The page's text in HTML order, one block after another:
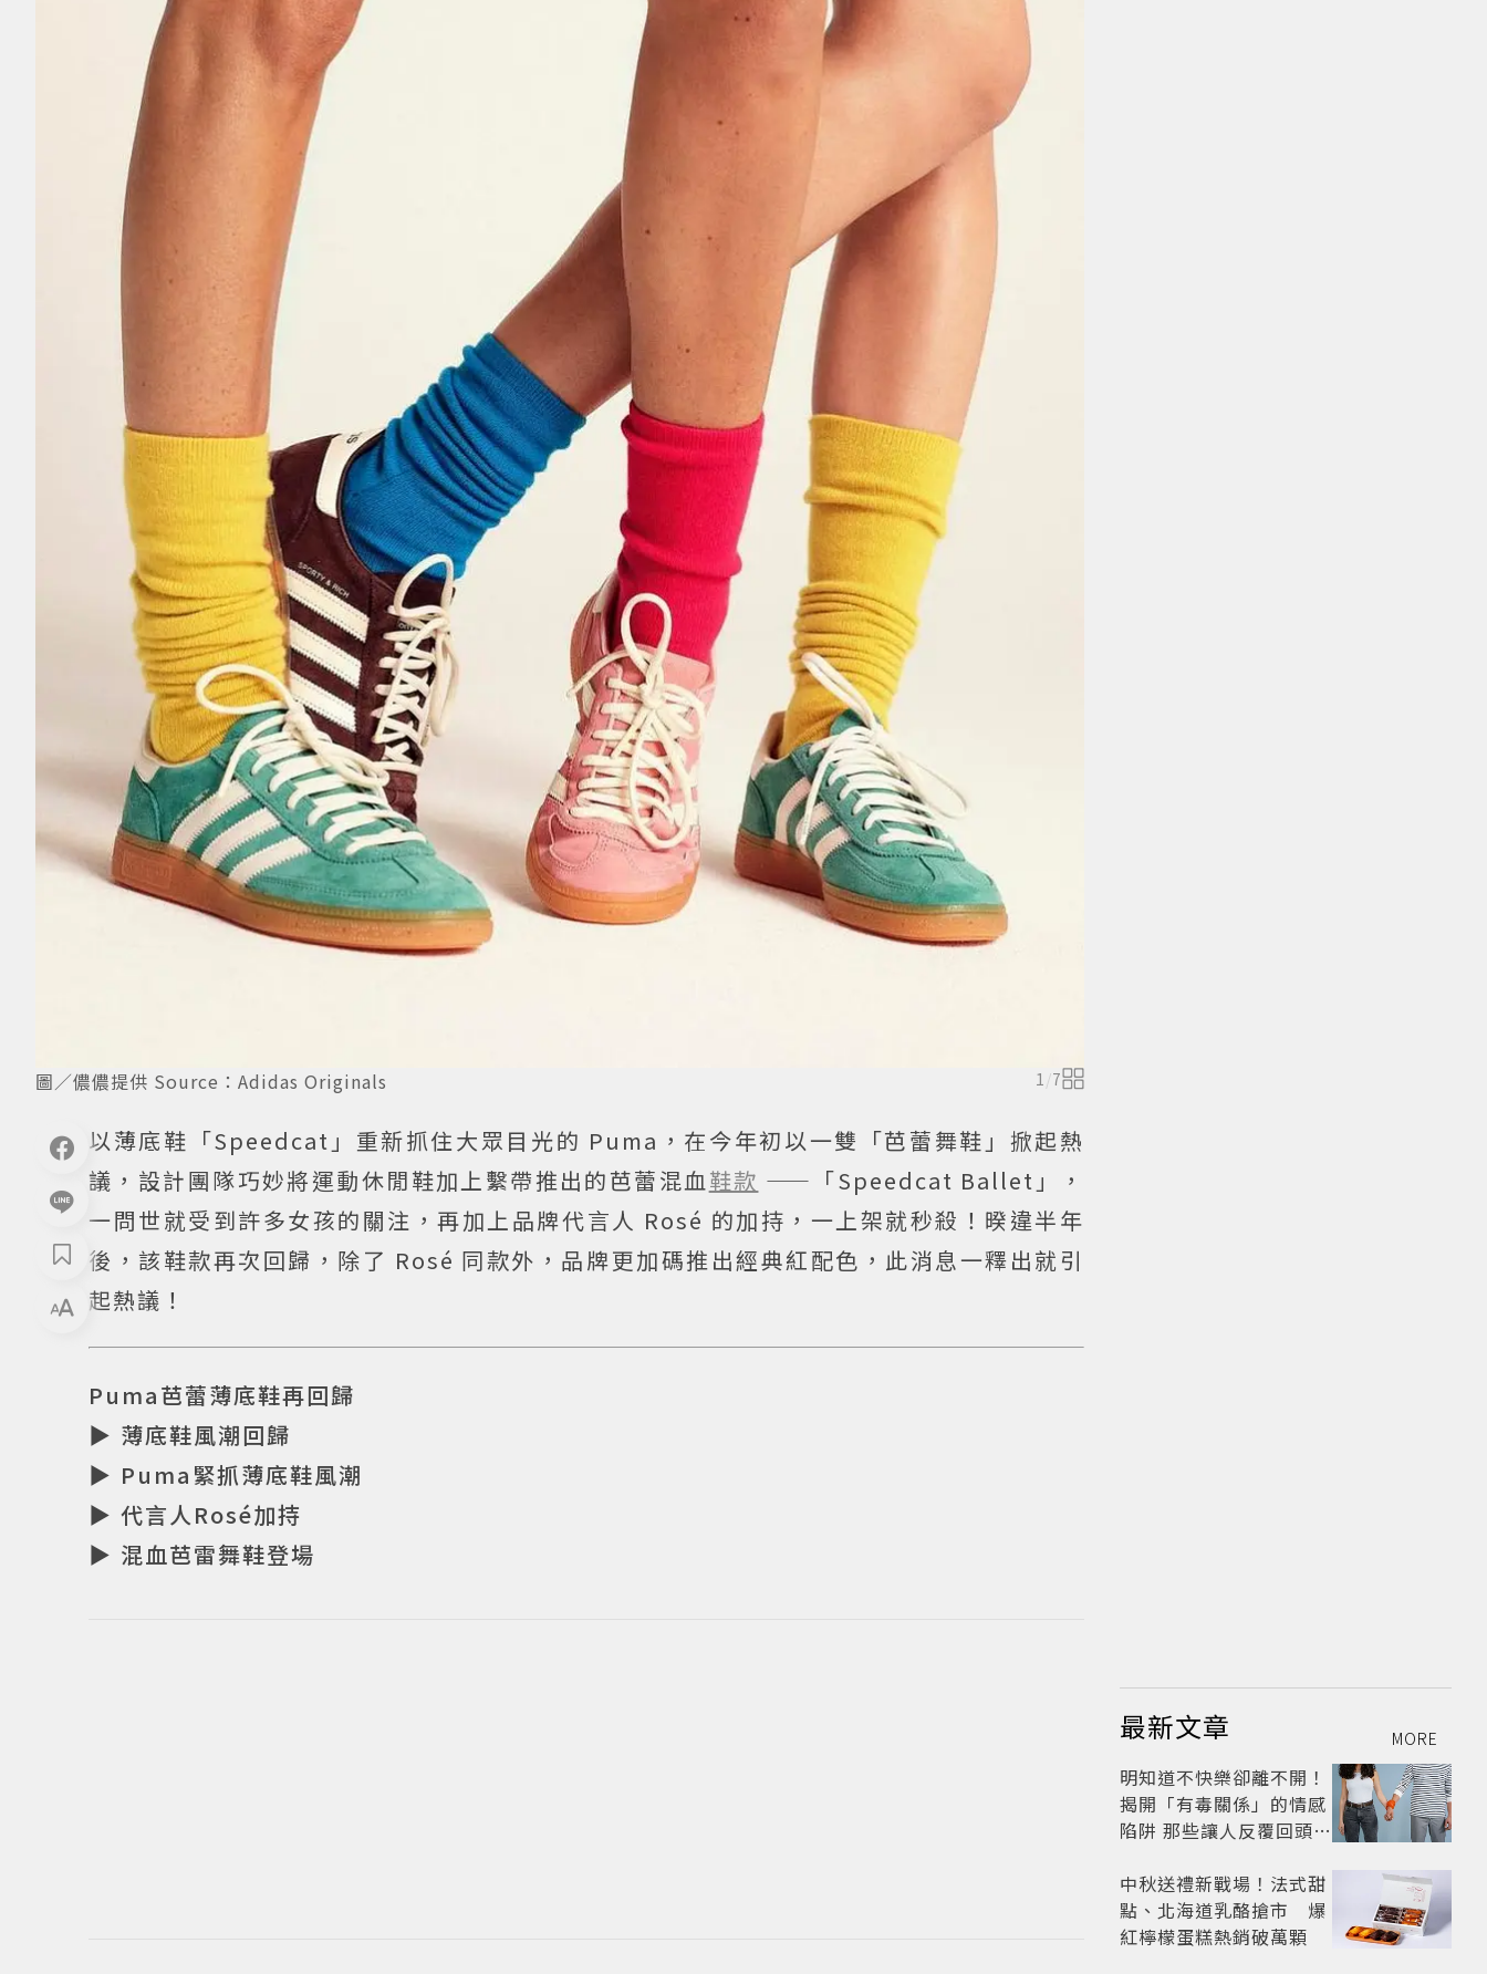
圖／儂儂提供 Source：Adidas Originals 1 /7
以薄底鞋「Speedcat」重新抓住大眾目光的 Puma，在今年初以一雙「芭蕾舞鞋」掀起熱
議，設計團隊巧妙將運動休閒鞋加上繫帶推出的芭蕾混血 鞋款 ——「Speedcat Ballet」，
一問世就受到許多女孩的關注，再加上品牌代言人 Rosé 的加持，一上架就秒殺！暌違半年
後，該鞋款再次回歸，除了 Rosé 同款外，品牌更加碼推出經典紅配色，此消息一釋出就引
起熱議！
Puma芭蕾薄底鞋再回歸
▶ 薄底鞋風潮回歸
▶ Puma緊抓薄底鞋風潮
▶ 代言人Rosé加持
▶ 混血芭雷舞鞋登場
最新文章 MORE
明知道不快樂卻離不開！
揭開「有毒關係」的情感
陷阱 那些讓人反覆回頭的
戒？
中秋送禮新戰場！法式甜
點、北海道乳酪搶市 爆
紅檸檬蛋糕熱銷破萬顆